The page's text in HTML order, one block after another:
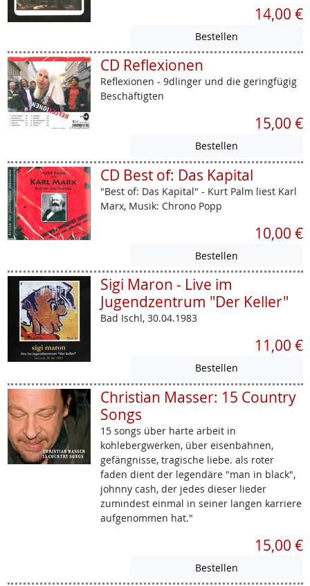
14,00 €
CD Reflexionen
Reflexionen - 9dlinger und die geringfügig
Beschäftigten
15,00 €
CD Best of: Das Kapital
"Best of: Das Kapital" - Kurt Palm liest Karl
Marx, Musik: Chrono Popp
10,00 €
Sigi Maron - Live im
Jugendzentrum "Der Keller"
Bad Ischl, 30.04.1983
11,00 €
Christian Masser: 15 Country
Songs
15 songs über harte arbeit in
kohlebergwerken, über eisenbahnen,
gefängnisse, tragische liebe. als roter
faden dient der legendäre "man in black",
johnny cash, der jedes dieser lieder
zumindest einmal in seiner langen karriere
aufgenommen hat."
15,00 €